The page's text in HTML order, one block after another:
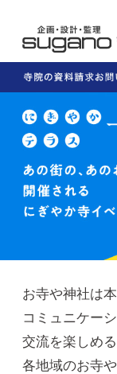
お寺や神社は
コミュニケー
交流を楽しめる
各地域のお寺